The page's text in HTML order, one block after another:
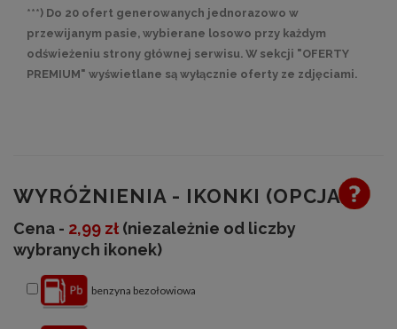
***) Do 20 ofert generowanych jednorazowo w
przewijanym pasie, wybierane losowo przy każdym
odświeżeniu strony głównej serwisu. W sekcji "OFERTY
PREMIUM" wyświetlane są wyłącznie oferty ze zdjęciami.
WYRÓŻNIENIA - IKONKI (OPCJA)
Cena - 2,99 zł (niezależnie od liczby
wybranych ikonek)
benzyna bezołowiowa